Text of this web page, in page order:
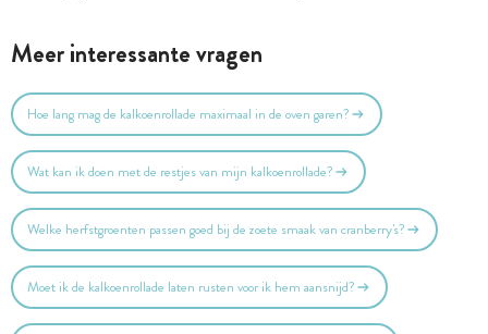
Meer interessante vragen
Hoe lang mag de kalkoenrollade maximaal in de oven garen?
Wat kan ik doen met de restjes van mijn kalkoenrollade?
Welke herfstgroenten passen goed bij de zoete smaak van cranberry's?
Moet ik de kalkoenrollade laten rusten voor ik hem aansnijd?